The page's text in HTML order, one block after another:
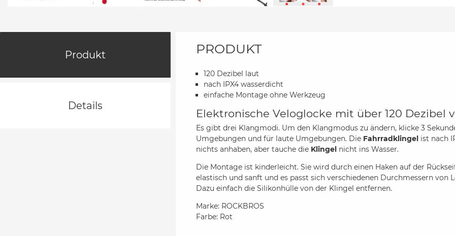
Produkt
Details
PRODUKT
120 Dezibel laut
nach IPX4 wasserdicht
einfache Montage ohne Werkzeug
Elektronische Veloglocke mit über 120 Dezibel
Es gibt drei Klangmodi. Um den Klangmodus zu ändern, klicke 3
Umgebungen und für laute Umgebungen. Die Fahrradklingel ist nach
nichts anhaben, aber tauche die Klingel nicht ins Wasser.
Die Montage ist kinderleicht. Sie wird durch einen Haken auf der
elastisch und sanft und es passt sich verschiedenen Durchmessern von
Dazu einfach die Silikonhülle von der Klingel entfernen.
Marke: ROCKBROS
Farbe: Rot